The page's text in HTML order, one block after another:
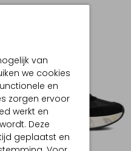
van
we cookies
en
zorgen ervoor
werkt en
Deze
geplaatst en